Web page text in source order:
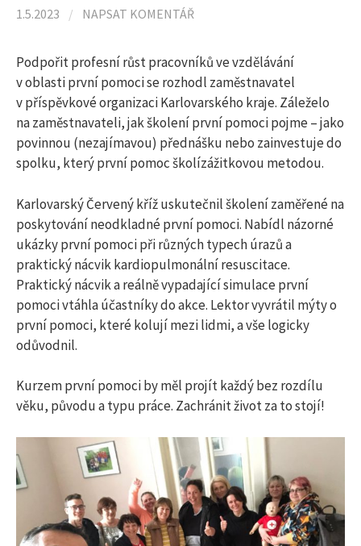
d
á
v
n
1.5.2023 / NAPSAT KOMENTÁŘ
Podpořit profesní růst pracovníků ve vzdělávání
v oblasti první pomoci se rozhodl zaměstnavatel
v příspěvkové organizaci Karlovarského kraje. Záleželo
na zaměstnavateli, jak školení první pomoci pojme – jako
povinnou (nezajímavou) přednášku nebo zainvestuje do
spolku, který první pomoc školízážitkovou metodou.
Karlovarský Červený kříž uskutečnil školení zaměřené na
poskytování neodkladné první pomoci. Nabídl názorné
ukázky první pomoci při různých typech úrazů a
praktický nácvik kardiopulmonální resuscitace.
Praktický nácvik a reálně vypadající simulace první
pomoci vtáhla účastníky do akce. Lektor vyvrátil mýty o
první pomoci, které kolují mezi lidmi, a vše logicky
odůvodnil.
Kurzem první pomoci by měl projít každý bez rozdílu
věku, původu a typu práce. Zachránit život za to stojí!